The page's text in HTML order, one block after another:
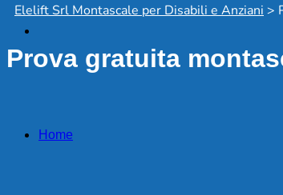
Home
Elelift Srl Montascale per Disabili e Anziani >
Prova gratuita